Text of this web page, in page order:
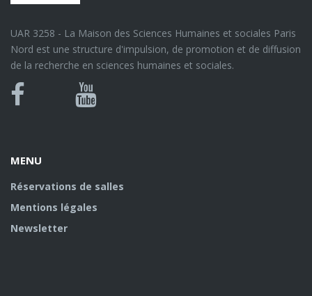
UAR 3258 - La Maison des Sciences Humaines et sociales Paris
Nord est une structure d'impulsion, de promotion et de diffusion
de la recherche en sciences humaines et sociales.
Bluesky
Canal
MENU
Réservations de salles
Mentions légales
Newsletter